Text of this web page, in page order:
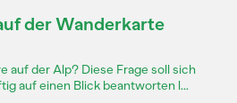
der Wanderkarte
auf der Alp? Diese Frage soll sich
auf einen Blick beantworten l...